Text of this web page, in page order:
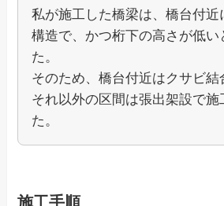
私が施工した橋梁は、橋台付近
構造で、かつ桁下の高さが低い
た。
そのため、橋台付近はクサビ結
それ以外の区間は張出架設で施
た。
施工手順